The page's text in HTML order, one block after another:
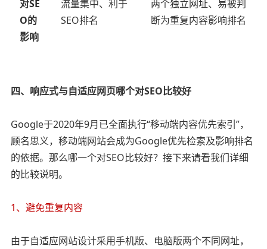
对SE
O的
影响
流量集中、利于
SEO排名
两个独立网址、易被判
断为重复内容影响排名
四、响应式与自适应网页哪个对SEO比较好
Google于2020年9月已全面执行“移动端内容优先索引”，
顾名思义，移动端网站会成为Google优先检索及影响排名
的依据。那么哪一个对SEO比较好？接下来请看我们详细
的比较说明。
1、避免重复内容
由于自适应网站设计采用手机版、电脑版两个不同网址，